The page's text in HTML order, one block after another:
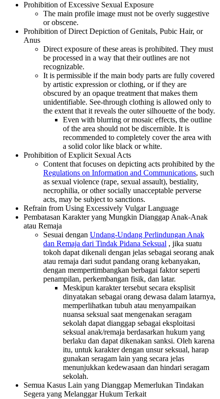
Prohibition of Excessive Sexual Exposure
The main profile image must not be overly suggestive
or obscene.
Prohibition of Direct Depiction of Genitals, Pubic Hair, or
Anus
Direct exposure of these areas is prohibited. They must
be processed in a way that their outlines are not
recognizable.
It is permissible if the main body parts are fully covered
by artistic expression or clothing, or if they are
obscured by an opaque treatment that makes them
unidentifiable. See-through clothing is allowed only to
the extent that it reveals the outer silhouette of the body.
Even with blurring or mosaic effects, the outline
of the area should not be discernible. It is
recommended to completely cover the area with
a solid color like black or white.
Prohibition of Explicit Sexual Acts
Content that focuses on depicting acts prohibited by the
Regulations on Information and Communications, such
as sexual violence (rape, sexual assault), bestiality,
necrophilia, or other socially unacceptable perverse
acts, may be subject to sanctions.
Refrain from Using Excessively Vulgar Language
Pembatasan Karakter yang Mungkin Dianggap Anak-Anak
atau Remaja
Sesuai dengan Undang-Undang Perlindungan Anak
dan Remaja dari Tindak Pidana Seksual , jika suatu
tokoh dapat dikenali dengan jelas sebagai seorang anak
atau remaja dari sudut pandang orang kebanyakan,
dengan mempertimbangkan berbagai faktor seperti
penampilan, perkembangan fisik, dan latar.
Meskipun karakter tersebut secara eksplisit
dinyatakan sebagai orang dewasa dalam latarnya,
memperlihatkan tubuh atau menyampaikan
nuansa seksual saat mengenakan seragam
sekolah dapat dianggap sebagai eksploitasi
seksual anak/remaja berdasarkan hukum yang
berlaku dan dapat dikenakan sanksi. Oleh karena
itu, untuk karakter dengan unsur seksual, harap
gunakan seragam lain yang secara jelas
menunjukkan kedewasaan dan hindari seragam
sekolah.
Semua Kasus Lain yang Dianggap Memerlukan Tindakan
Segera yang Melanggar Hukum Terkait